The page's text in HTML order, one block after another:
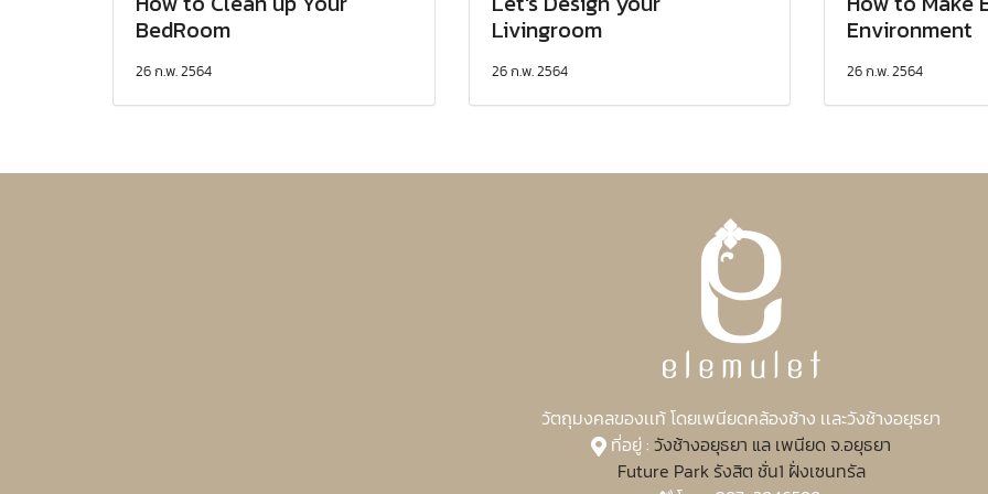
BedRoom
26 ก.พ. 2564
Livingroom
26 ก.พ. 2564
Environment
26 ก.พ. 2564
วัตถุมงคลของเเท้ โดยเพนียดคล้องช้าง เเละวังช้างอยุธยา
ที่อยู่ : วังช้างอยุธยา แล เพนียด จ.อยุธยา
Future Park รังสิต ชั่น1 ฝั่งเซนทรัล